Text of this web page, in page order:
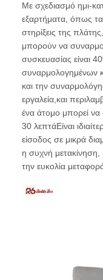
Με σχεδιασμό ημι-
εξαρτήματα, όπως τα
στηρίξεις της
μπορούν να
συσκευασίας είναι
συναρμολογημένων
και την
εργαλεία,και
ένα άτομο μπορεί
30 λεπτάΕίναι
είσοδος σε μικρά
η συχνή μετακίνηση,
την ευκολία